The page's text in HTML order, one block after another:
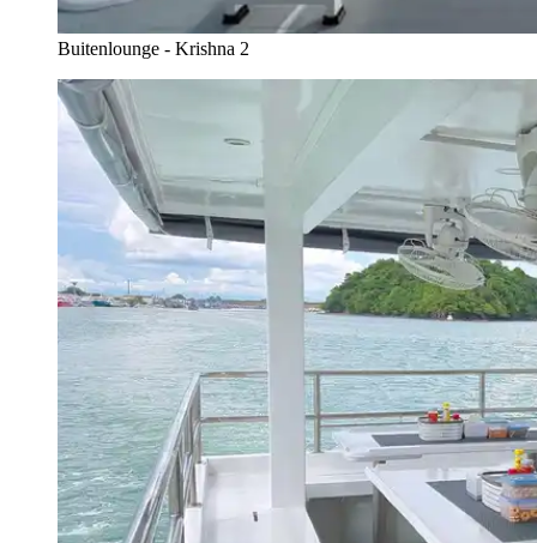
Buitenlounge - Krishna 2